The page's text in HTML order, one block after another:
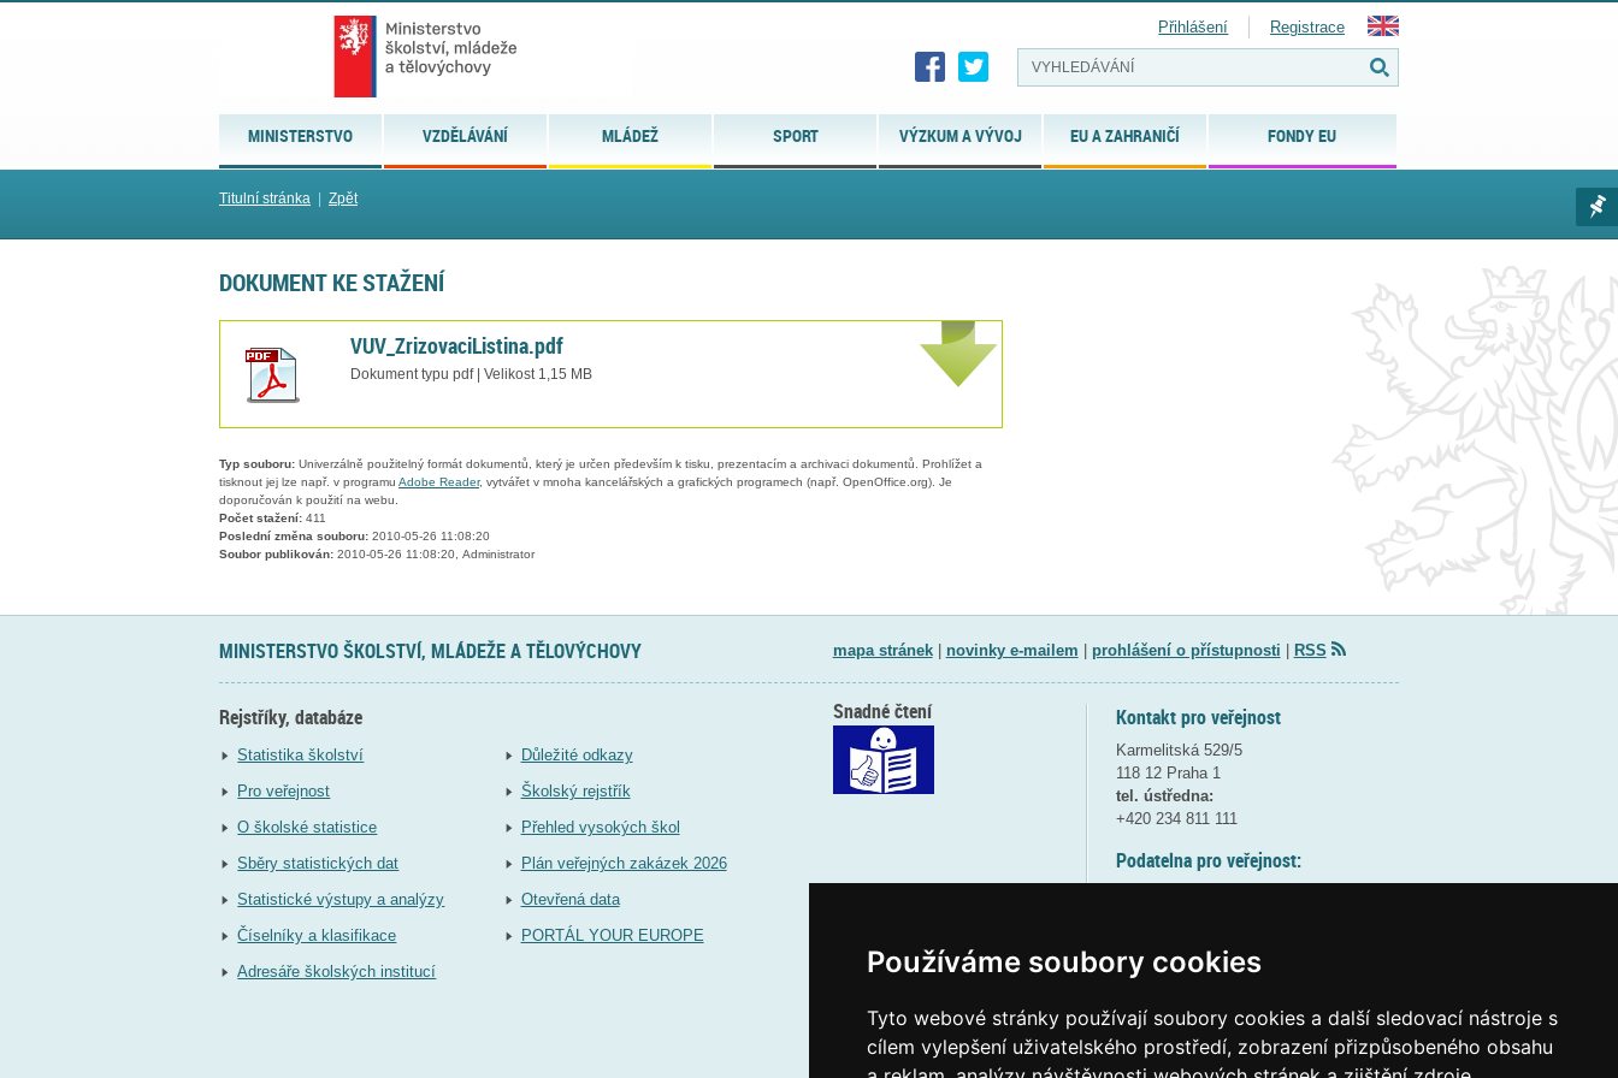
Používáme soubory cookies
Tyto webové stránky používají soubory cookies a další sledovací nástroje s
cílem vylepšení uživatelského prostředí, zobrazení přizpůsobeného obsahu
MINISTERSTVO VZDĚLÁVÁNÍ MLÁDEŽ SPORT VÝZKUM A VÝVOJ EU A ZAHRANIČÍ FONDY EU
Přihlášení Registrace
Titulní stránka Zpět
DOKUMENT KE STAŽENÍ
VUV_ZrizovaciListina.pdf
Dokument typu pdf | Velikost 1,15 MB
Typ souboru: Univerzálně použitelný formát dokumentů, který je určen především k tisku, prezentacím a archivaci dokumentů. Prohlížet a
tisknout jej lze např. v programu Adobe Reader, vytvářet v mnoha kancelářských a grafických programech (např. OpenOffice.org). Je
doporučován k použití na webu.
Počet stažení: 411
Poslední změna souboru: 2010-05-26 11:08:20
Soubor publikován: 2010-05-26 11:08:20, Administrator
MINISTERSTVO ŠKOLSTVÍ, MLÁDEŽE A TĚLOVÝCHOVY mapa stránek| novinky e-mailem prohlášení o přístupnosti RSS
Rejstříky, databáze
Statistika školství
Pro veřejnost
O školské statistice
Sběry statistických dat
Statistické výstupy a analýzy
Číselníky a klasifikace
Adresáře školských institucí
Důležité odkazy
Školský rejstřík
Přehled vysokých škol
Plán veřejných zakázek 2026
Otevřená data
PORTÁL YOUR EUROPE
Kontakt pro veřejnost
Karmelitská 529/5
118 12 Praha 1
tel. ústředna:
+420 234 811 111
Podatelna pro veřejnost:
(více informací
Elektronická podatelna:
Snadné čtení